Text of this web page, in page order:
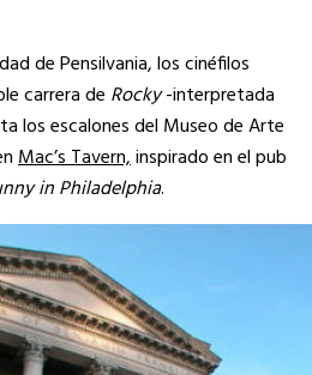
de Pensilvania, los cinéfilos
carrera de Rocky-interpretada
los escalones del Museo de Arte
Mac’s Tavern,inspirado en el pub
in Philadelphia.